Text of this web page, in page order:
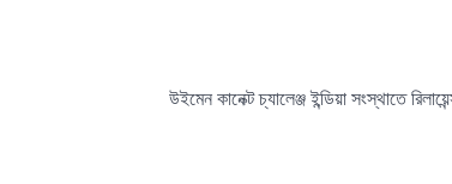
উইমেন কানেক্ট চ্যালেঞ্জ ইন্ডিয়া সংস্থাতে